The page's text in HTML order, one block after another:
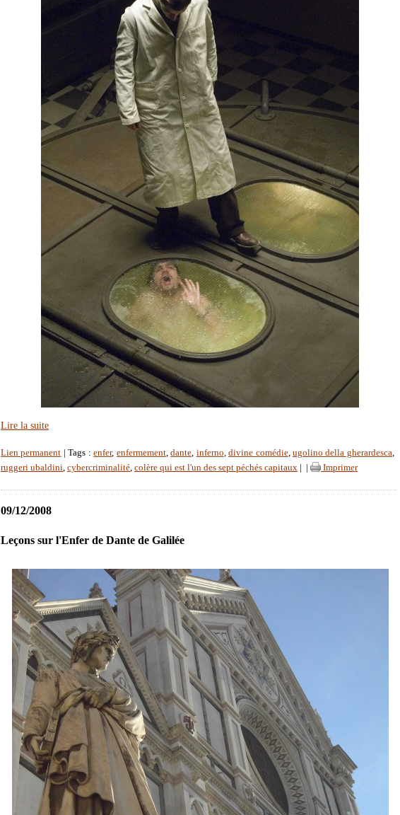
Lire la suite
Lien permanent | Tags :enfer, enfermement,dante, inferno,divine comédie, ugolino della gherardesca,
ruggeri ubaldini, cybercriminalité, colère qui est l'un des sept péchés capitaux Imprimer
09/12/2008
Leçons sur l'Enfer de Dante de Galilée